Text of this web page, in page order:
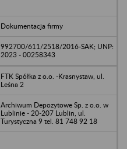
Dokumentacja firmy
992700/611/2518/2016-SAK; UNP:
2023 - 00258343
FTK Spółka z o.o. -Krasnystaw, ul.
Leśna 2
Archiwum Depozytowe Sp. z o.o. w
Lublinie - 20-207 Lublin, ul.
Turystyczna 9 tel. 81 748 92 18